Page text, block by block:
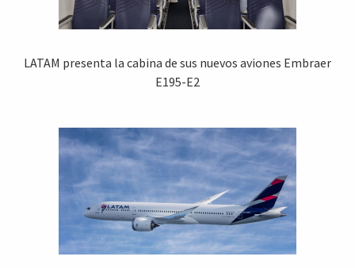
LATAM presenta la cabina de sus nuevos aviones Embraer
E195-E2